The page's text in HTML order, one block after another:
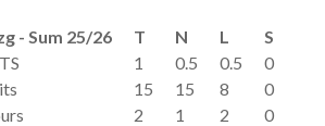
- Sum 25/26
T
1
15
2
N
0.5
15
1
L
0.5
8
2
S
0
0
0